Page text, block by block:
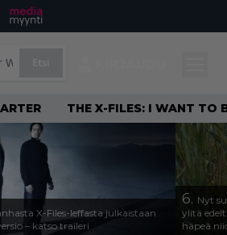
THE X-FILES: I WANT TO
X-Files-leffasta julkaistaan
– katso traileri
6. Nyt
ylitä
häpeä